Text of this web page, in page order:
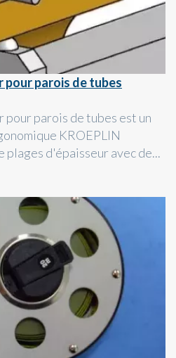
parois de tubes
pour parois de tubes est un
KROEPLIN
plages d'épaisseur avec de...